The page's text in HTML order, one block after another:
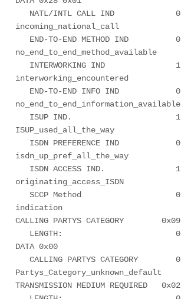
incoming_national_call
no_end_to_end_method_available
interworking_encountered
no_end_to_end_information_available
ISUP_used_all_the_way
isdn_up_pref_all_the_way
originating_access_ISDN
indication
CALLING PARTYS CATEGORY        0x09
DATA 0x00
Partys_Category_unknown_default
TRANSMISSION MEDIUM REQUIRED   0x02